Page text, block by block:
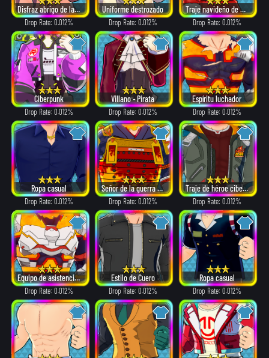
Disfraz abrigo de lana
Drop Rate: 0.012%
Uniforme destrozado
Drop Rate: 0.012%
Traje navideño de Papá Noel
Drop Rate: 0.012%
Ciberpunk
Drop Rate: 0.012%
Villano - Pirata
Drop Rate: 0.012%
Espíritu luchador
Drop Rate: 0.012%
Ropa casual
Drop Rate: 0.012%
Señor de la guerra en llamas
Drop Rate: 0.012%
Traje de héroe cibernético
Drop Rate: 0.012%
Equipo de asistencia de dones
Drop Rate: 0.012%
Estilo de Cuero
Drop Rate: 0.012%
Ropa casual
Drop Rate: 0.012%